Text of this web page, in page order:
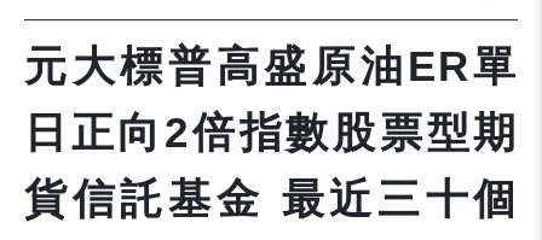
元大標普高盛原油ER單
日正向2倍指數股票型期
貨信託基金 最近三十個